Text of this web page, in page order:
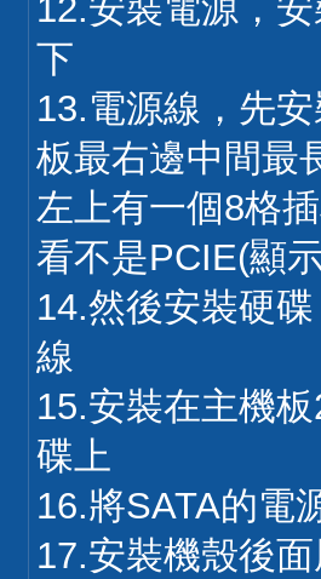
12.安裝電源，
下
13.電源線，先
板最右邊中間最
左上有一個8格
看不是PCIE(顯
14.然後安裝硬
線
15.安裝在主機
碟上
16.將SATA的電
17.安裝機殼後